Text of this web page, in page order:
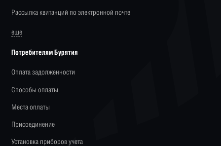
Рассылка квитанций по электронной почте
еще
Потребителям Бурятия
Оплата задолженности
Способы оплаты
Места оплаты
Присоединение
Установка приборов учета